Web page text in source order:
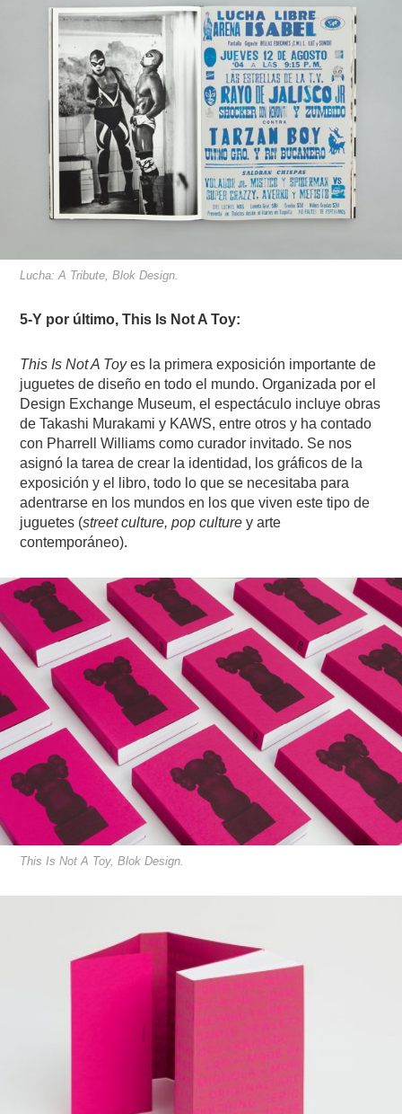
Lucha: A Tribute, Blok Design.
5-Y por último, This Is Not A Toy:
This Is Not A Toyes la primera exposición importante de
juguetes de diseño en todo el mundo. Organizada por el
Design Exchange Museum, el espectáculo incluye obras
de Takashi Murakami y KAWS, entre otros y ha contado
con Pharrell Williams como curador invitado. Se nos
asignó la tarea de crear la identidad, los gráficos de la
exposición y el libro, todo lo que se necesitaba para
adentrarse en los mundos en los que viven este tipo de
juguetes (street culture, pop culture y arte
contemporáneo).
This Is Not A Toy, Blok Design.